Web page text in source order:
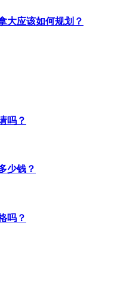
大应该如何规划？
吗？
少钱？
吗？